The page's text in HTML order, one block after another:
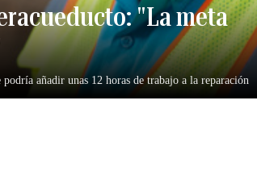
"La meta
añadir unas 12 horas de trabajo a la reparación